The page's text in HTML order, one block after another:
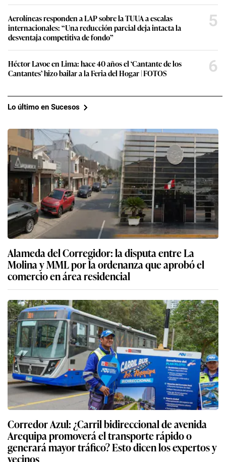
Aerolíneas responden a LAP sobre la TUUA a escalas
internacionales: “Una reducción parcial deja intacta la
desventaja competitiva de fondo”
5
Héctor Lavoe en Lima: hace 40 años el ‘Cantante de los
Cantantes’ hizo bailar a la Feria del Hogar | FOTOS
6
Lo último en Sucesos
Alameda del Corregidor: la disputa entre La
Molina y MML por la ordenanza que aprobó el
comercio en área residencial
Corredor Azul: ¿Carril bidireccional de avenida
Arequipa promoverá el transporte rápido o
generará mayor tráfico? Esto dicen los expertos y
vecinos